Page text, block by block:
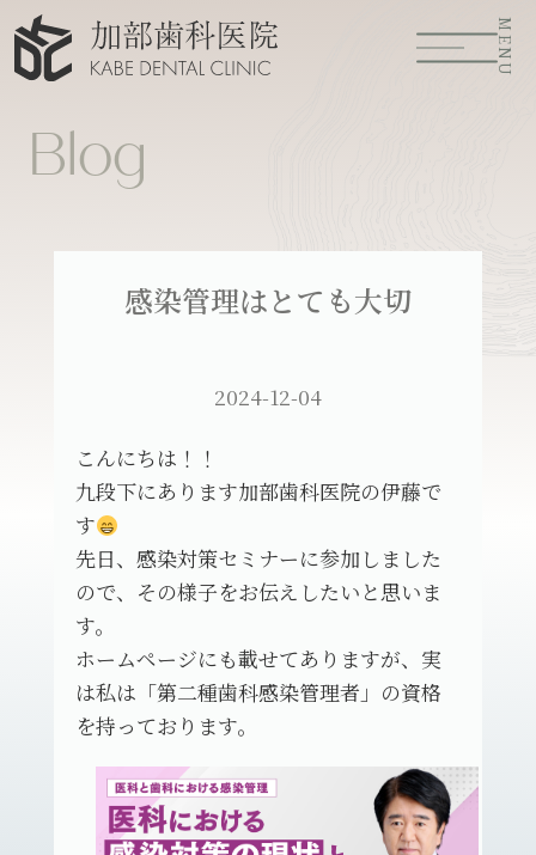
MENU
Blog
感染管理はとても大切
2024-12-04
こんにちは！！
九段下にあります加部歯科医院の伊藤で
す
先日、感染対策セミナーに参加しました
ので、その様子をお伝えしたいと思いま
す。
ホームページにも載せてありますが、実
は私は「第二種歯科感染管理者」の資格
を持っております。